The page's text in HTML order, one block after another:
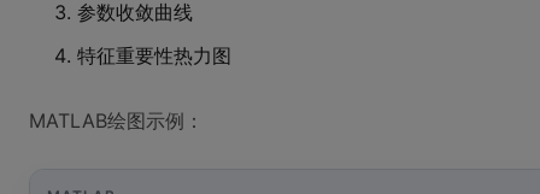
参数收敛曲线
特征重要性热力图
MATLAB绘图示例：